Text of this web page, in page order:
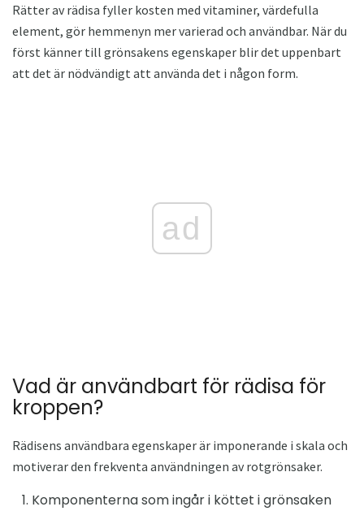
Rätter av rädisa fyller kosten med vitaminer, värdefulla
element, gör hemmenyn mer varierad och användbar. När du
först känner till grönsakens egenskaper blir det uppenbart
att det är nödvändigt att använda det i någon form.
ad
Vad är användbart för rädisa för
kroppen?
Rädisens användbara egenskaper är imponerande i skala och
motiverar den frekventa användningen av rotgrönsaker.
Komponenterna som ingår i köttet i grönsaken